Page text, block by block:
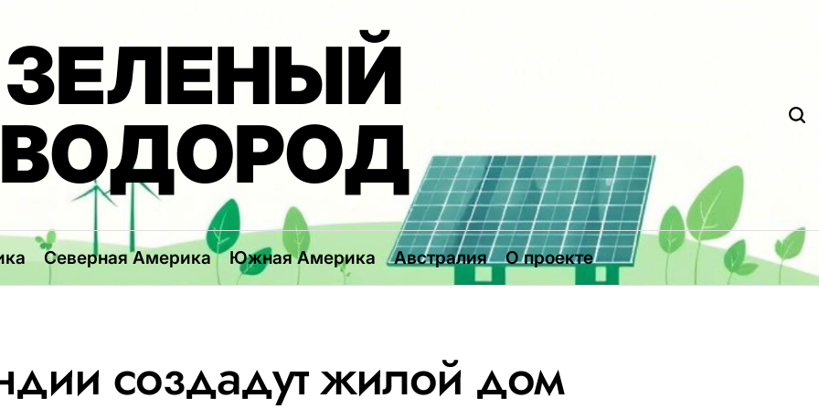
ЗЕЛЕНЫЙ
ВОДОРОД
Северная Америка Южная Америка Австралия О проекте
создадут жилой дом